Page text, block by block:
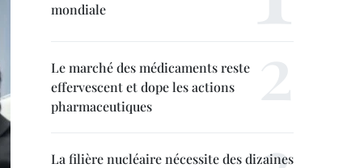
mondiale
Le marché des médicaments reste
effervescent et dope les actions
pharmaceutiques
La filière nucléaire nécessite des dizaines